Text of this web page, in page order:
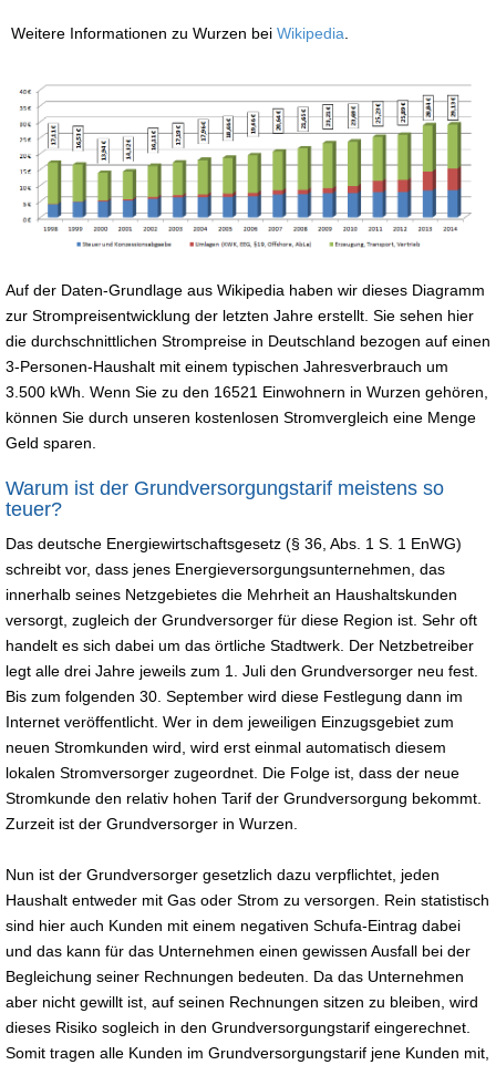
Weitere Informationen zu Wurzen bei Wikipedia
Auf der Daten-Grundlage aus Wikipedia haben wir dieses Diagramm
zur Strompreisentwicklung der letzten Jahre erstellt. Sie sehen hier
die durchschnittlichen Strompreise in Deutschland bezogen auf einen
3-Personen-Haushalt mit einem typischen Jahresverbrauch um
3.500 kWh. Wenn Sie zu den 16521 Einwohnern in Wurzen gehören,
können Sie durch unseren kostenlosen Stromvergleich eine Menge
Geld sparen.
Warum ist der Grundversorgungstarif meistens so
teuer?
Das deutsche Energiewirtschaftsgesetz (§ 36, Abs. 1 S. 1 EnWG)
schreibt vor, dass jenes Energieversorgungsunternehmen, das
innerhalb seines Netzgebietes die Mehrheit an Haushaltskunden
versorgt, zugleich der Grundversorger für diese Region ist. Sehr oft
handelt es sich dabei um das örtliche Stadtwerk. Der Netzbetreiber
legt alle drei Jahre jeweils zum 1. Juli den Grundversorger neu fest.
Bis zum folgenden 30. September wird diese Festlegung dann im
Internet veröffentlicht. Wer in dem jeweiligen Einzugsgebiet zum
neuen Stromkunden wird, wird erst einmal automatisch diesem
lokalen Stromversorger zugeordnet. Die Folge ist, dass der neue
Stromkunde den relativ hohen Tarif der Grundversorgung bekommt.
Zurzeit ist der Grundversorger in Wurzen.
Nun ist der Grundversorger gesetzlich dazu verpflichtet, jeden
Haushalt entweder mit Gas oder Strom zu versorgen. Rein statistisch
sind hier auch Kunden mit einem negativen Schufa-Eintrag dabei
und das kann für das Unternehmen einen gewissen Ausfall bei der
Begleichung seiner Rechnungen bedeuten. Da das Unternehmen
aber nicht gewillt ist, auf seinen Rechnungen sitzen zu bleiben, wird
dieses Risiko sogleich in den Grundversorgungstarif eingerechnet.
Somit tragen alle Kunden im Grundversorgungstarif jene Kunden mit,